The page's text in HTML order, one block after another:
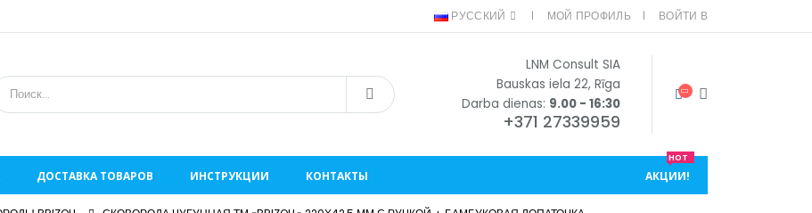
РУССКИЙ МОЙ ПРОФИЛЬ ВОЙТИ В
LNM Consult SIA
Bauskas iela 22, Rīga
Darba dienas: 9.00 - 16:30
+371 27339959
ДОСТАВКА ТОВАРОВ ИНСТРУКЦИИ КОНТАКТЫ АКЦИИ!
HOT